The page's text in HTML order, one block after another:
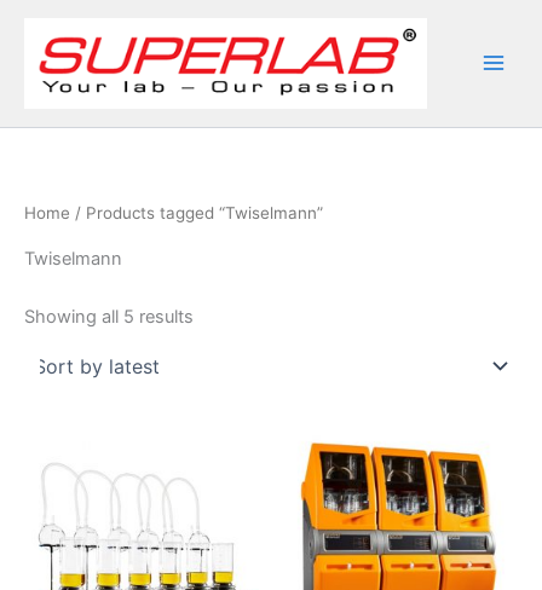
content
Home / Products tagged “Twiselmann”
Twiselmann
Showing all 5 results